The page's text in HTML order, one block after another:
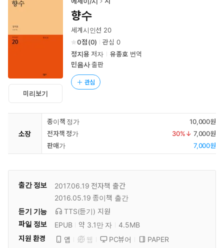
이
미리보기
향수
세계시인선 20
0
(0) 관심 0
정지용 저자 유종호번역
민음사출판
관심
소장
종이책 정가
10,000원
전자책 정가
30%↓ 7,000원
판매가
7,000원
출간 정보 2017.06.19 전자책 출간
2016.05.19 종이책 출간
듣기 기능
TTS(듣기) 지원
파일 정보
EPUB 약 3.1만 자
4.5MB
지원 환경
앱 웹 PC뷰어
PAPER